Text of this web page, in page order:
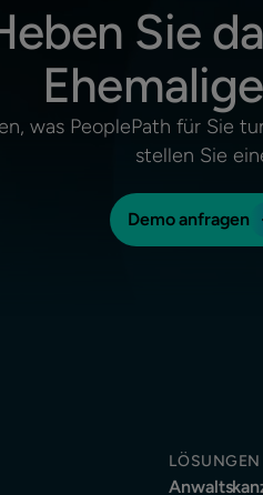
Sie
was PeoplePath für Sie
stellen Sie
Demo anfragen
LÖSUNGEN